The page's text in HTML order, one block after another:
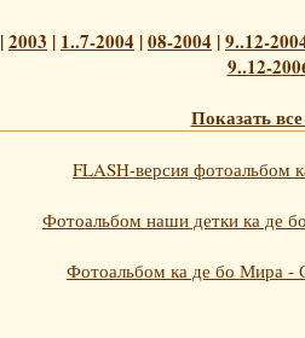
|2003 | 1..7-2004 |08-2004 |9..12-
9..12-
Показать
FLASH-версия фотоальбом
Фотоальбом наши детки ка де
Фотоальбом ка де бо Мира -